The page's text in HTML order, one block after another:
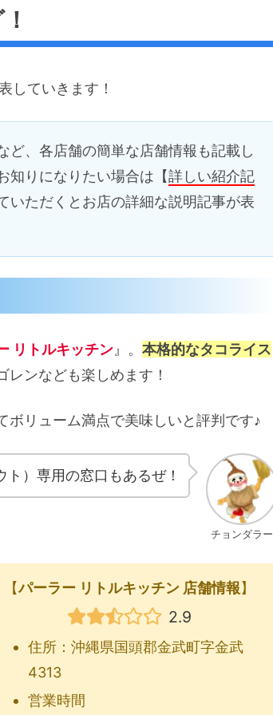
）
していきます！
ど、各店舗の簡単な店舗情報も記載し
知りになりたい場合は【詳しい紹介記
いただくとお店の詳細な説明記事が表
リトルキッチン 』。 本格的なタコライス
ンなども楽しめます！
リューム満点で美味しいと評判です♪
チョンダラー
）専用の窓口もあるぜ！
【パーラー リトルキッチン 店舗情報】
2.9
住所：沖縄県国頭郡金武町字金武
4313
営業時間